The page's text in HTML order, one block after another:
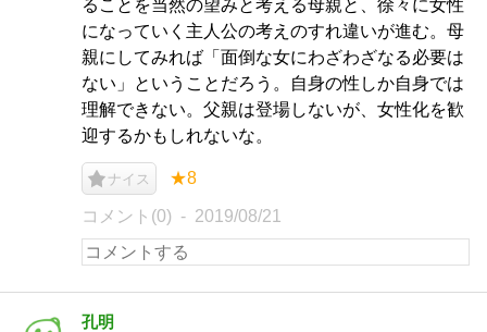
ることを当然の望みと考える母親と、徐々に女性
になっていく主人公の考えのすれ違いが進む。母
親にしてみれば「面倒な女にわざわざなる必要は
ない」ということだろう。自身の性しか自身では
理解できない。父親は登場しないが、女性化を歓
迎するかもしれないな。
ナイス ★8
コメント(0) 2019/08/21
孔明